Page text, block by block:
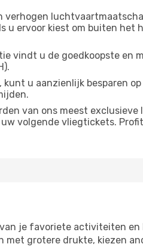
verhogen
ervoor kiest om buiten het
vindt u de goedkoopste en
u aanzienlijk besparen
van ons meest
volgende vliegtickets.
je favoriete activiteiten en
met grotere drukte, kiezen